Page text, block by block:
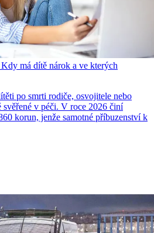
má dítě nárok a ve kterých
po smrti rodiče, osvojitele nebo
svěřené v péči. V roce 2026 činí
korun, jenže samotné příbuzenství k